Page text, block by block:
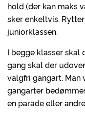
hold (der kan maks
sker enkeltvis.
juniorklassen.
I begge klasser skal
gang skal der
valgfri gangart.
gangarter
en parade eller